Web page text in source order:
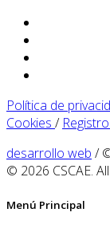
Política de
Cookies /
desarrollo web /
© 2026 CSCAE.
Menú Principal